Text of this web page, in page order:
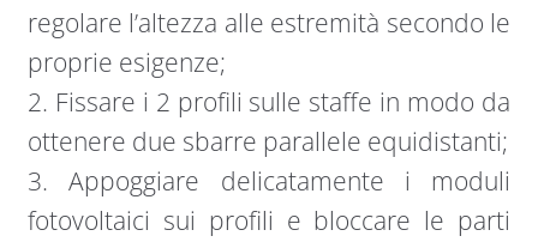
regolare l’altezza alle estremità secondo le
proprie esigenze;
2. Fissare i 2 profili sulle staffe in modo da
ottenere due sbarre parallele equidistanti;
3. Appoggiare delicatamente i moduli
fotovoltaici sui profili e bloccare le parti